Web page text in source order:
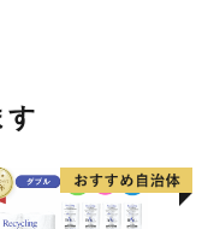
す